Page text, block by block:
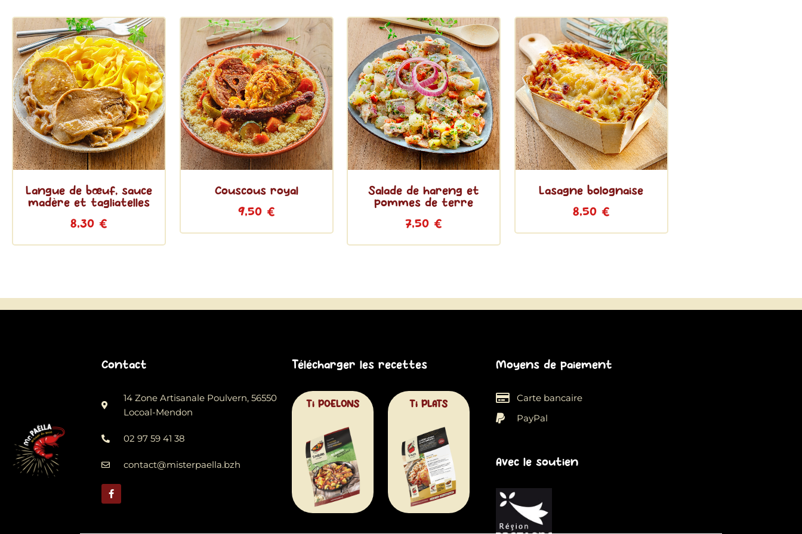
Langue de bœuf, sauce
madère et tagliatelles
8,30€
Couscous royal
9,50 €
Salade de hareng et
pommes de terre
7,50€
Lasagne bolognaise
8,50 €
Contact
14 Zone Artisanale Poulvern, 56550
Locoal-Mendon
02 97 59 41 38
contact@misterpaella.bzh
F
a
c
Télécharger les recettes
Ti POELONS Ti PLATS
Moyens de paiement
Carte bancaire
PayPal
Avec le soutien